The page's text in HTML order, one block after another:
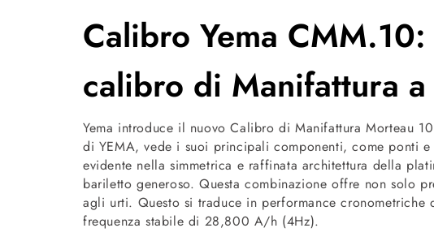
Calibro Yema
calibro di Manifattura
Yema introduce il nuovo Calibro di Manifattura Morteau
di YEMA, vede i suoi principali componenti, come ponti
evidente nella simmetrica e raffinata architettura della
bariletto generoso. Questa combinazione offre non solo
agli urti. Questo si traduce in performance
frequenza stabile di 28,800 A/h (4Hz).